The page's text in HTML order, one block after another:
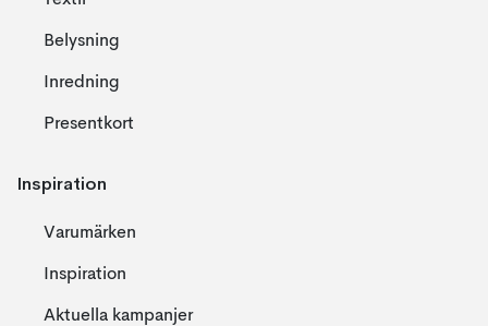
Belysning
Inredning
Presentkort
Inspiration
Varumärken
Inspiration
Aktuella kampanjer